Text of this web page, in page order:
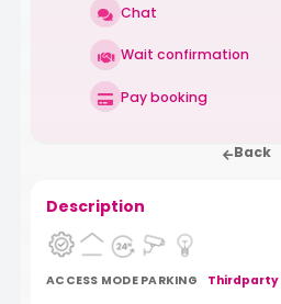
Chat
Wait confirmation
Pay booking
Back
Description
ACCESS MODE PARKING Thirdparty